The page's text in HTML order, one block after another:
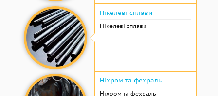
Нікелеві сплави
Нікелеві сплави
Ніхром та фехраль
Ніхром та фехраль